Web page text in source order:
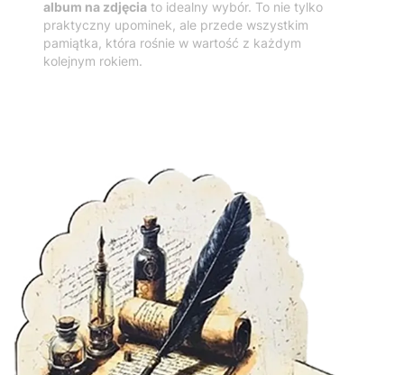
album na zdjęcia to idealny wybór. To nie tylko
praktyczny upominek, ale przede wszystkim
pamiątka, która rośnie w wartość z każdym
kolejnym rokiem.